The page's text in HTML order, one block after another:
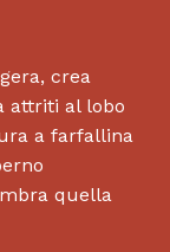
crea
attriti al lobo
a farfallina
quella